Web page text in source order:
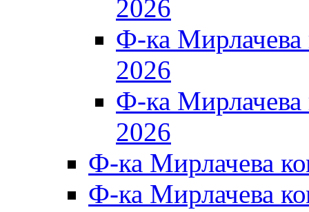
2026
Ф-ка
2026
Ф-ка
2026
Ф-ка Мирлачева
Ф-ка Мирлачева